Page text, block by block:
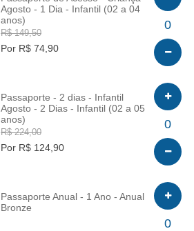
Agosto - 1 Dia - Infantil (02 a 04
anos)
R$ 149,50
Por R$ 74,90
0
Passaporte - 2 dias - Infantil
Agosto - 2 Dias - Infantil (02 a 05
anos)
R$ 224,00
Por R$ 124,90
0
Passaporte Anual - 1 Ano - Anual
Bronze
0